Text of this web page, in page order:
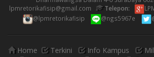
lpmretorikafisip@gmail.com
Telepon:
@lpmretorikafisip
@ngs5967e
Home Terkini Info Kampus